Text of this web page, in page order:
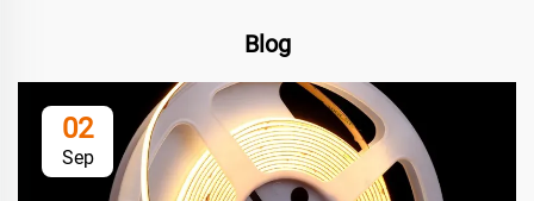
Blog
02
Sep